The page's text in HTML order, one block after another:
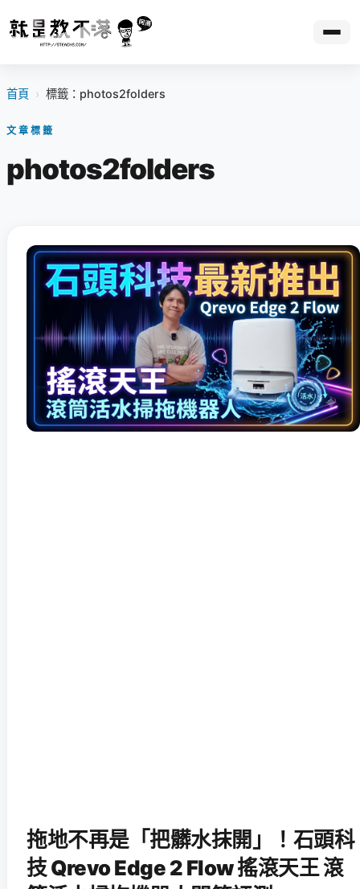
首頁 › 標籤：photos2folders
文章標籤
photos2folders
拖地不再是「把髒水抹開」！石頭科
技 Qrevo Edge 2 Flow 搖滾天王 滾